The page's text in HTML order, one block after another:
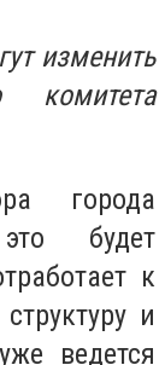
изменить
комитета
города
будет
к
и
ведется